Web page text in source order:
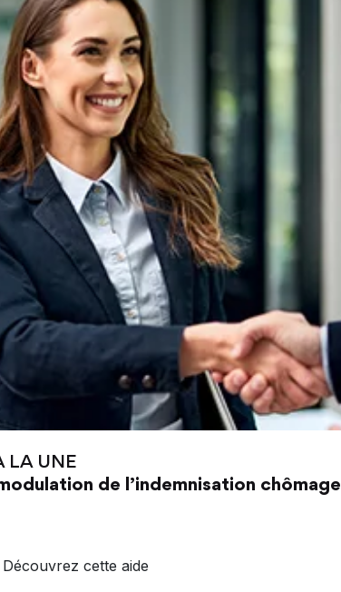
LA UNE
de l’indemnisation chômage
Découvrez cette aide